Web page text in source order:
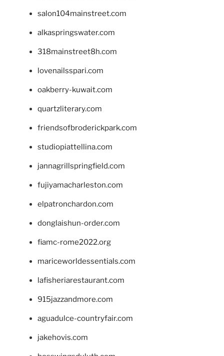
salon104mainstreet.com
alkaspringswater.com
318mainstreet8h.com
lovenailsspari.com
oakberry-kuwait.com
quartzliterary.com
friendsofbroderickpark.com
studiopiattellina.com
jannagrillspringfield.com
fujiyamacharleston.com
elpatronchardon.com
donglaishun-order.com
fiamc-rome2022.org
mariceworldessentials.com
lafisheriarestaurant.com
915jazzandmore.com
aguadulce-countryfair.com
jakehovis.com